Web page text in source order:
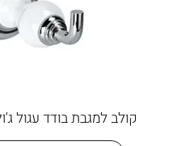
קולב למגבת בודד עגול